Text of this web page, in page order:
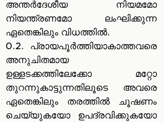
അന്തർദേശീയ നിയമമോ
നിയന്ത്രണമോ ലംഘിക്കുന്ന
ഏതെങ്കിലും വിധത്തിൽ.
0.2. പ്രായപൂർത്തിയാകാത്തവരെ
അനുചിതമായ
ഉള്ളടക്കത്തിലേക്കോ മറ്റോ
തുറന്നുകാട്ടുന്നതിലൂടെ അവരെ
ഏതെങ്കിലും തരത്തിൽ ചൂഷണം
ചെയ്യുകയോ ഉപദ്രവിക്കുകയോ